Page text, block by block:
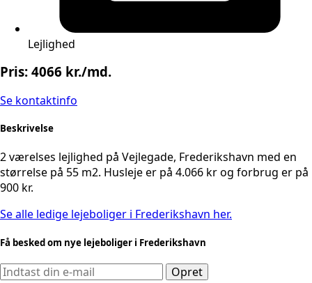
Lejlighed
Pris: 4066 kr./md.
Se kontaktinfo
Beskrivelse
2 værelses lejlighed på Vejlegade, Frederikshavn med en
størrelse på 55 m2. Husleje er på 4.066 kr og forbrug er på
900 kr.
Se alle ledige lejeboliger i Frederikshavn her.
Få besked om nye lejeboliger i Frederikshavn